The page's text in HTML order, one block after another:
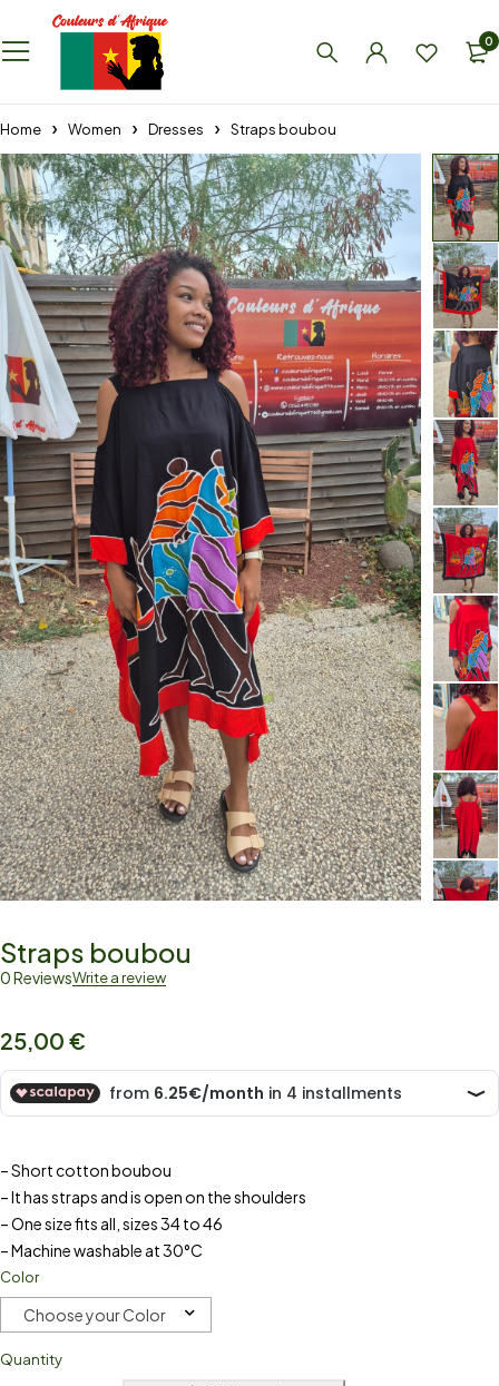
0
Home Women Dresses Straps boubou
Straps boubou
0 ReviewsWrite a review
25,00 €
– Short cotton boubou
– It has straps and is open on the shoulders
– One size fits all, sizes 34 to 46
– Machine washable at 30°C
Color
Choose your Color
Quantity